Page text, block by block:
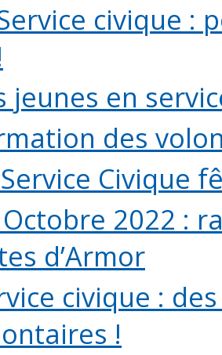
civique :
jeunes en
des
Civique
2022 :
d’Armor
civique :
!